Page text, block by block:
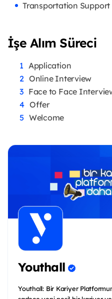
Transportation Support
İşe Alım Süreci
Application
Online Interview
Face to Face
Offer
Welcome
Youthall
Youthall: Bir Kariyer